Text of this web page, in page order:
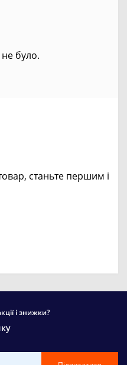
було.
станьте першим і
і знижки?